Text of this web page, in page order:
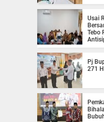
Usai
Tebo
Pj
271